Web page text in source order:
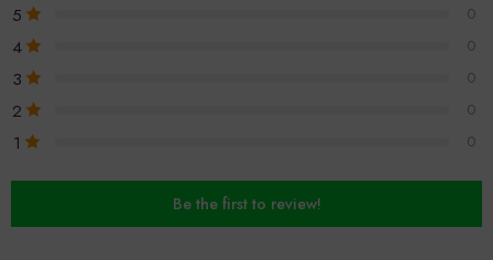
5 0
4 0
3 0
2 0
1 0
Be the first to review!